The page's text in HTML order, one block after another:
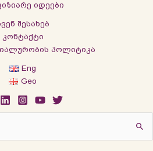
იდეები
შესახებ
კონტაქტი
პოლიტიკა
Eng
Geo